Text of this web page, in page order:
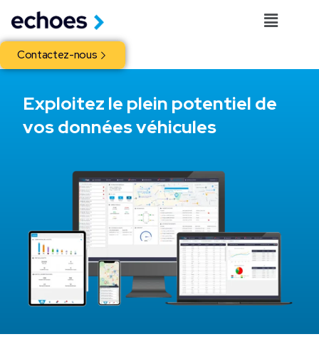
Contactez-nous
Exploitez le plein potentiel de
vos données véhicules